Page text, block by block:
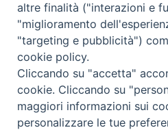
Copyright © 2019 -
Trentina Editrice
Privacy Policy
altre finalità ("interazioni e
"miglioramento
"targeting e pubblicità")
cookie policy.
Cliccando su "accetta"
cookie. Cliccando su
maggiori informazioni sui
personalizzare le tue